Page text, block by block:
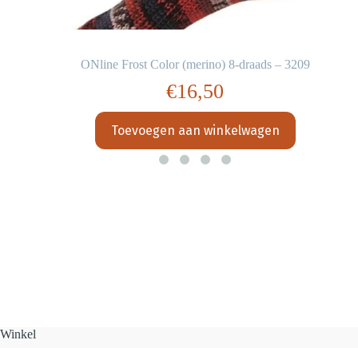
ONline Frost Color (merino) 8-draads – 3209
€16,50
Toevoegen aan winkelwagen
Winkel